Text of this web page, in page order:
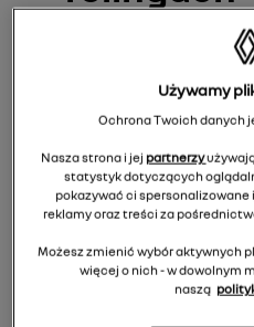
Używamy
Ochrona Twoich danych
Nasza strona i jej partnerzy
statystyk dotyczących
pokazywać ci
reklamy oraz treści za
Możesz zmienić wybór aktywnych
więcej o nich - w dowolnym
naszą